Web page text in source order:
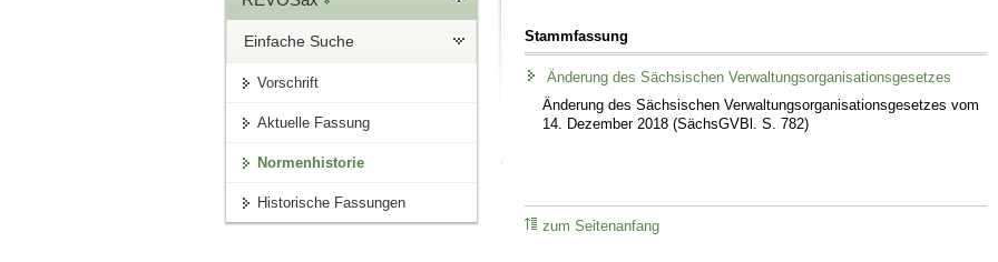
Einfache Suche
Vorschrift
Aktuelle Fassung
Normenhistorie
Historische Fassungen
Stammfassung
Änderung des Sächsischen Verwaltungsorganisationsgesetzes
Änderung des Sächsischen Verwaltungsorganisationsgesetzes vom
14. Dezember 2018 (SächsGVBl. S. 782)
zum Seitenanfang